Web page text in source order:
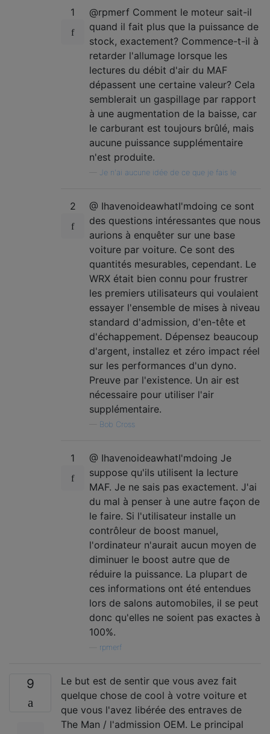
1
@rpmerf Comment le moteur sait-il
quand il fait plus que la puissance de
stock, exactement? Commence-t-il à
retarder l'allumage lorsque les
lectures du débit d'air du MAF
dépassent une certaine valeur? Cela
semblerait un gaspillage par rapport
à une augmentation de la baisse, car
le carburant est toujours brûlé, mais
aucune puissance supplémentaire
n'est produite.
Je n'ai aucune idée de ce que je fais le
2
@ IhavenoideawhatI'mdoing ce sont
des questions intéressantes que nous
aurions à enquêter sur une base
voiture par voiture. Ce sont des
quantités mesurables, cependant. Le
WRX était bien connu pour frustrer
les premiers utilisateurs qui voulaient
essayer l'ensemble de mises à niveau
standard d'admission, d'en-tête et
d'échappement. Dépensez beaucoup
d'argent, installez et zéro impact réel
sur les performances d'un dyno.
Preuve par l'existence. Un air est
nécessaire pour utiliser l'air
supplémentaire.
Bob Cross
1
@ IhavenoideawhatI'mdoing Je
suppose qu'ils utilisent la lecture
MAF. Je ne sais pas exactement. J'ai
du mal à penser à une autre façon de
le faire. Si l'utilisateur installe un
contrôleur de boost manuel,
l'ordinateur n'aurait aucun moyen de
diminuer le boost autre que de
réduire la puissance. La plupart de
ces informations ont été entendues
lors de salons automobiles, il se peut
donc qu'elles ne soient pas exactes à
100%.
rpmerf
9
Le but est de sentir que vous avez fait
quelque chose de cool à votre voiture et
que vous l'avez libérée des entraves de
The Man / l'admission OEM. Le principal